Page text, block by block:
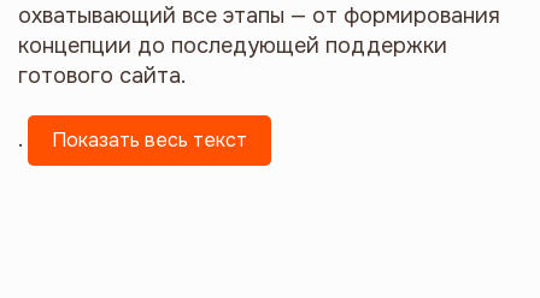
охватывающий все этапы — от формирования
концепции до последующей поддержки
готового сайта.
. Показать весь текст